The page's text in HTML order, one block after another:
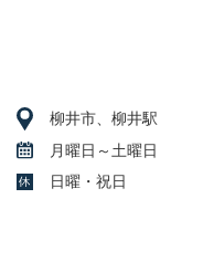
柳井市、柳井駅
月曜日～土曜日
日曜・祝日